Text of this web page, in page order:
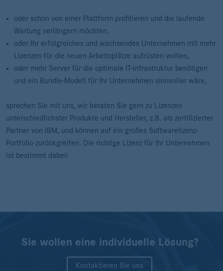
oder schon von einer Plattform profitieren und die laufende
Wartung verlängern möchten,
oder Ihr erfolgreiches und wachsendes Unternehmen mit mehr
Lizenzen für die neuen Arbeitsplätze aufrüsten wollen,
oder mehr Server für die optimale IT-Infrastruktur benötigen
und ein Bundle-Modell für Ihr Unternehmen sinnvoller wäre,
sprechen Sie mit uns, wir beraten Sie gern zu Lizenzen
unterschiedlichster Produkte und Hersteller, z.B. als zertifizierter
Partner von IBM, und können auf ein großes Softwarelizenz-
Portfolio zurückgreifen. Die richtige Lizenz für Ihr Unternehmen
ist bestimmt dabei!
Sie wollen eine individuelle Lösung?
Kontaktieren Sie uns